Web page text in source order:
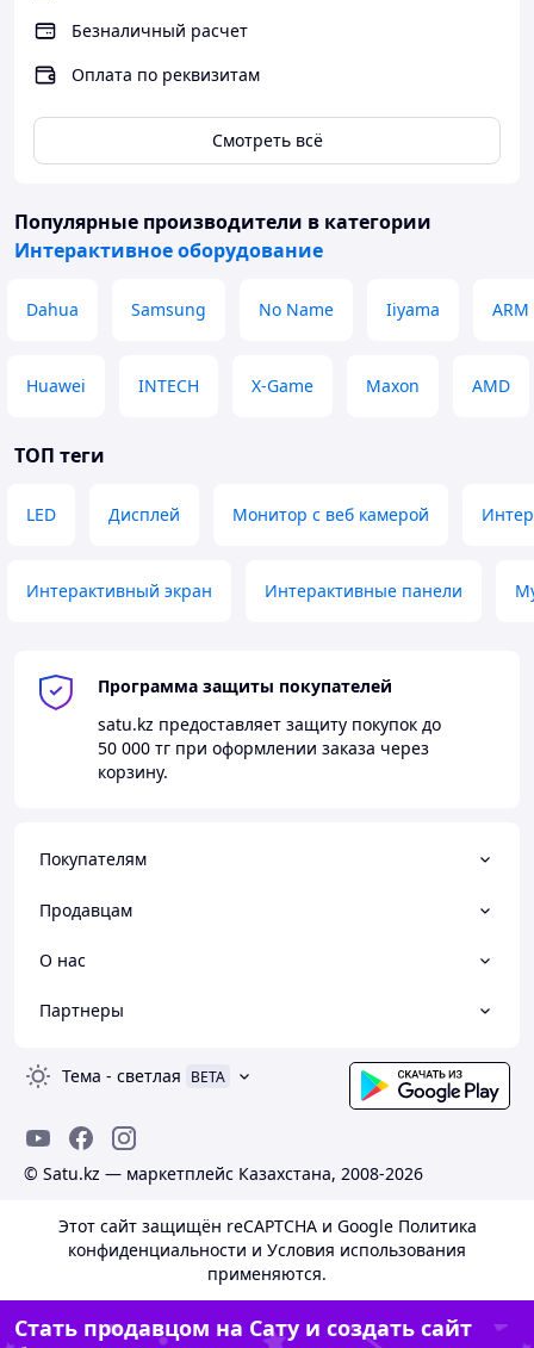
Настенное крепление
Стилусы — 2 шт.
Фирменная салфетка из микрофибры LAIWO для
Руководство пользователя
AC
220–240 В
ежедневной интенсивной эксплуатации
Области применения
Учебные центры
Государственные учреждения
Корпоративные презентации
Преимущества LAIWO
Официальная поставка оборудования по всему
обслуживание.
Обучение пользователей работе с
Техническая поддержка квалифицированных
Современная аппаратная платформа Android
14.0 с возможностью расширения
компьютера Windows.
Интерактивная панель LAIWO 86" — мощь, точность
и надёжность в одном устройстве.
Телефон:
+7 707 659 00 09
Сайт:LAIWO.KZ
Стоимость указана без OPS-компьютера и без
мобильной стойки (приобретаются отдельно).
Безналичный расчет
Оплата по реквизитам
Смотреть всё
Популярные производители в категории
Интерактивное оборудование
Dahua Samsung No Name Iiyama ARM
Huawei INTECH X-Game Maxon AMD
ТОП теги
LED Дисплей Монитор с веб камерой
Интерактивный экран Интерактивные панели
Программа защиты покупателей
satu.kz предоставляет защиту покупок до
50 000 тг при оформлении заказа через
корзину.
Покупателям
Продавцам
О нас
Партнеры
Тема - светлая BETA
© Satu.kz — маркетплейс Казахстана, 2008-2026
Этот сайт защищён reCAPTCHA и Google Политика
конфиденциальности и Условия использования
применяются.
Стать продавцом на Сату и создать сайт